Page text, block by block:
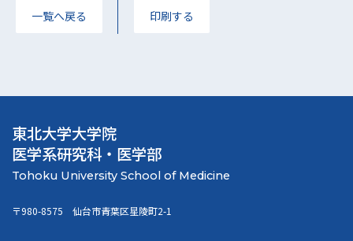
一覧へ戻る 印刷する
東北大学大学院
医学系研究科・医学部
〒980-8575 仙台市青葉区星陵町2-1